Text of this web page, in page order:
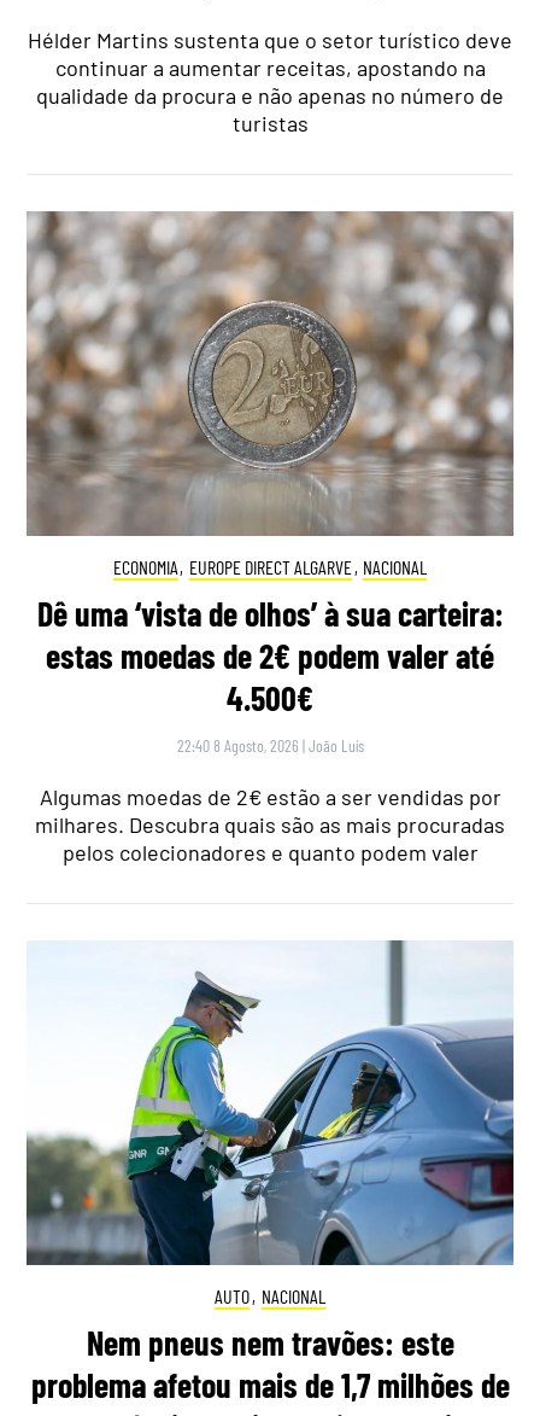
Hélder Martins sustenta que o setor turístico deve
continuar a aumentar receitas, apostando na
qualidade da procura e não apenas no número de
turistas
ECONOMIA, EUROPE DIRECT ALGARVE, NACIONAL
Dê uma ‘vista de olhos’ à sua carteira:
estas moedas de 2€ podem valer até
4.500€
22:40 8 Agosto, 2026 |João Luís
Algumas moedas de 2€ estão a ser vendidas por
milhares. Descubra quais são as mais procuradas
pelos colecionadores e quanto podem valer
AUTO, NACIONAL
Nem pneus nem travões: este
problema afetou mais de 1,7 milhões de